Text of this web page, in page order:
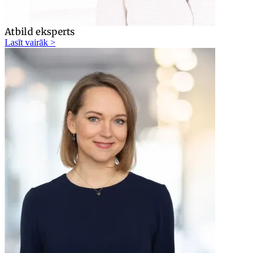
Atbild eksperts
Lasīt vairāk >